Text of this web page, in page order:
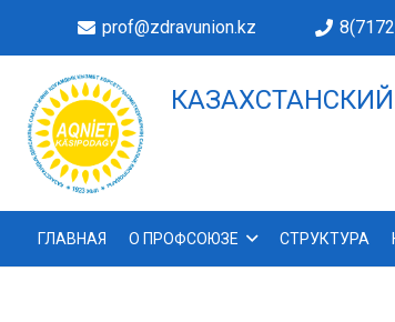
prof@zdravunion.kz
ГЛАВНАЯ О ПРОФСОЮЗЕ СТРУКТУРА